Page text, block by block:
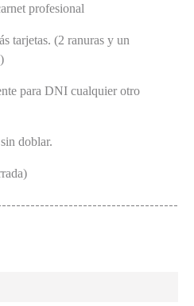
profesional
tarjetas. (2 ranuras y un
para DNI cualquier otro
doblar.